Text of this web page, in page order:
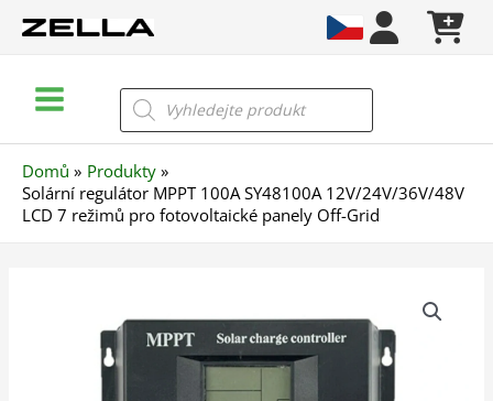
Menu
Products
search
Domů
Produkty
Solární regulátor MPPT 100A SY48100A 12V/24V/36V/48V
LCD 7 režimů pro fotovoltaické panely Off-Grid